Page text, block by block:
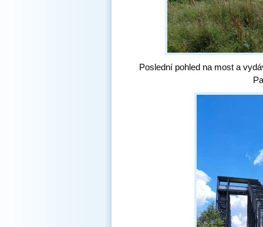
Poslední pohled na most a